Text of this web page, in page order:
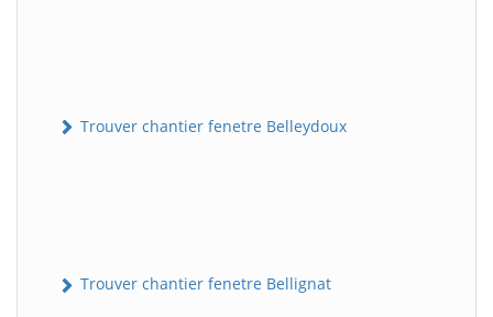
Trouver chantier fenetre Belleydoux
Trouver chantier fenetre Bellignat